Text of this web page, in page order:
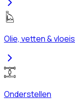
Olie, vetten &
Onderstellen